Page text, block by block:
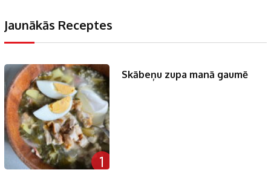
Jaunākās Receptes
1
Skābeņu zupa manā gaumē